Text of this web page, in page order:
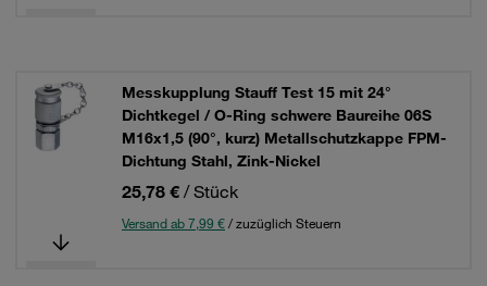
Messkupplung Stauff Test 15 mit 24°
Dichtkegel / O-Ring schwere Baureihe 06S
M16x1,5 (90°, kurz) Metallschutzkappe FPM-
Dichtung Stahl, Zink-Nickel
25,78 € / Stück
Versand ab 7,99 €/ zuzüglich Steuern